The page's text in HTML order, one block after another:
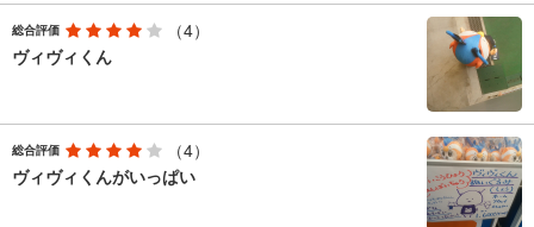
総合評価
（4）
ヴィヴィくん
総合評価
（4）
ヴィヴィくんがいっぱい